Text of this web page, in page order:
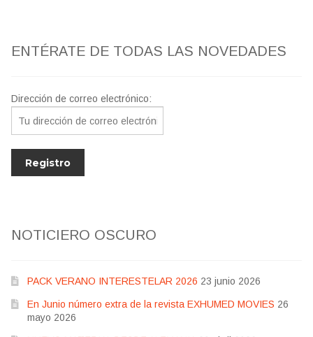
ENTÉRATE DE TODAS LAS NOVEDADES
Dirección de correo electrónico:
NOTICIERO OSCURO
PACK VERANO INTERESTELAR 2026 23 junio 2026
En Junio número extra de la revista EXHUMED MOVIES 26
mayo 2026